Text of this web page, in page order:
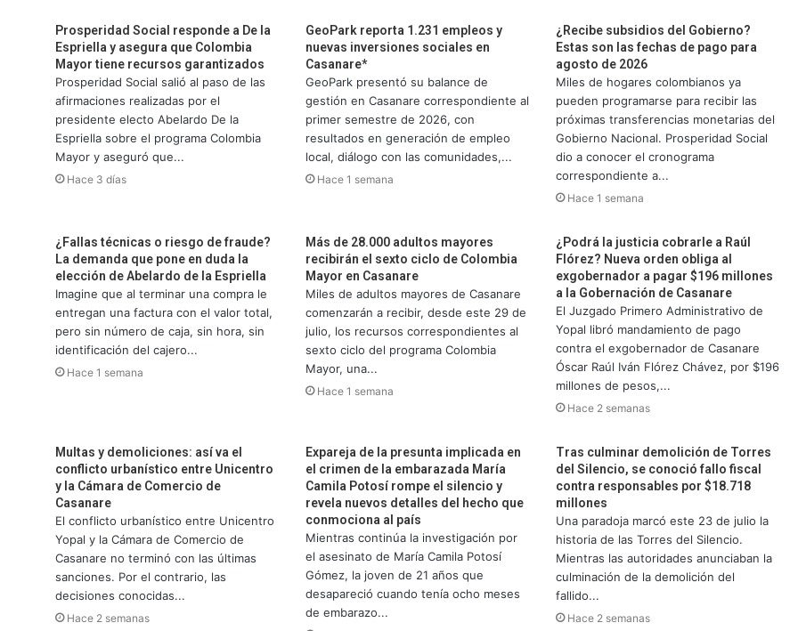
Prosperidad Social responde a De la
Espriella y asegura que Colombia
Mayor tiene recursos garantizados
Prosperidad Social salió al paso de las
afirmaciones realizadas por el
presidente electo Abelardo De la
Espriella sobre el programa Colombia
Mayor y aseguró que...
Hace 3 días
GeoPark reporta 1.231 empleos y
nuevas inversiones sociales en
Casanare*
GeoPark presentó su balance de
gestión en Casanare correspondiente al
primer semestre de 2026, con
resultados en generación de empleo
local, diálogo con las comunidades,...
Hace 1 semana
¿Recibe subsidios del Gobierno?
Estas son las fechas de pago para
agosto de 2026
Miles de hogares colombianos ya
pueden programarse para recibir las
próximas transferencias monetarias del
Gobierno Nacional. Prosperidad Social
dio a conocer el cronograma
correspondiente a...
Hace 1 semana
¿Fallas técnicas o riesgo de fraude?
La demanda que pone en duda la
elección de Abelardo de la Espriella
Imagine que al terminar una compra le
entregan una factura con el valor total,
pero sin número de caja, sin hora, sin
identificación del cajero...
Hace 1 semana
Más de 28.000 adultos mayores
recibirán el sexto ciclo de Colombia
Mayor en Casanare
Miles de adultos mayores de Casanare
comenzarán a recibir, desde este 29 de
julio, los recursos correspondientes al
sexto ciclo del programa Colombia
Mayor, una...
Hace 1 semana
¿Podrá la justicia cobrarle a Raúl
Flórez? Nueva orden obliga al
exgobernador a pagar $196 millones
a la Gobernación de Casanare
El Juzgado Primero Administrativo de
Yopal libró mandamiento de pago
contra el exgobernador de Casanare
Óscar Raúl Iván Flórez Chávez, por $196
millones de pesos,...
Hace 2 semanas
Multas y demoliciones: así va el
conflicto urbanístico entre Unicentro
y la Cámara de Comercio de
Casanare
El conflicto urbanístico entre Unicentro
Yopal y la Cámara de Comercio de
Casanare no terminó con las últimas
sanciones. Por el contrario, las
decisiones conocidas...
Hace 2 semanas
Expareja de la presunta implicada en
el crimen de la embarazada María
Camila Potosí rompe el silencio y
revela nuevos detalles del hecho que
conmociona al país
Mientras continúa la investigación por
el asesinato de María Camila Potosí
Gómez, la joven de 21 años que
desapareció cuando tenía ocho meses
de embarazo...
Tras culminar demolición de Torres
del Silencio, se conoció fallo fiscal
contra responsables por $18.718
millones
Una paradoja marcó este 23 de julio la
historia de las Torres del Silencio.
Mientras las autoridades anunciaban la
culminación de la demolición del
fallido...
Hace 2 semanas